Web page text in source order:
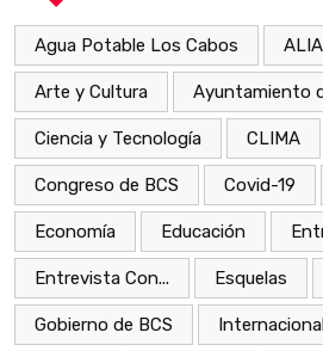
Agua Potable Los Cabos
Arte y Cultura Ayuntamiento
Ciencia y Tecnología CLIMA
Congreso de BCS Covid-19
Economía Educación
Entrevista Con... Esquelas
Gobierno de BCS